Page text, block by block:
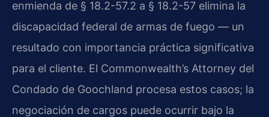
enmienda de § 18.2-57.2 a § 18.2-57 elimina la
discapacidad federal de armas de fuego — un
resultado con importancia práctica significativa
para el cliente. El Commonwealth’s Attorney del
Condado de Goochland procesa estos casos; la
negociación de cargos puede ocurrir bajo la